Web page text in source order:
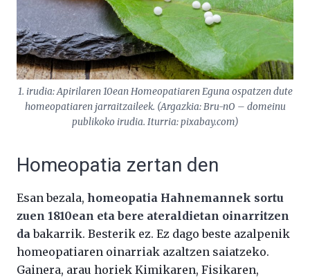
1. irudia: Apirilaren 10ean Homeopatiaren Eguna ospatzen dute
homeopatiaren jarraitzaileek. (Argazkia: Bru-nO – domeinu
publikoko irudia. Iturria: pixabay.com)
Homeopatia zertan den
Esan bezala, homeopatia Hahnemannek sortu
zuen 1810ean eta bere ateraldietan oinarritzen
da bakarrik. Besterik ez. Ez dago beste azalpenik
homeopatiaren oinarriak azaltzen saiatzeko.
Gainera, arau horiek Kimikaren, Fisikaren,